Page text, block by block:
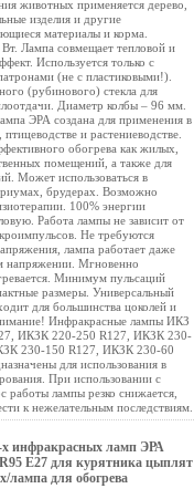
животных применяется дерево,
изделия и другие
материалы и корма.
Лампа совмещает тепловой и
Используется только с
(не с пластиковыми!).
(рубинового) стекла для
Диаметр колбы – 96 мм.
ЭРА создана для применения в
и растениеводстве.
обогрева как жилых,
помещений, а также для
Может использоваться в
брудерах. Возможно
100% энергии
Работа лампы не зависит от
Не требуются
лампа работает даже
напряжении. Мгновенно
Минимум пульсаций
размеры. Универсальный
для большинства цоколей и
Инфракрасные лампы ИКЗ
ИКЗК 220-250 R127, ИКЗК 230-
230-150 R127, ИКЗК 230-60
для использования в
При использовании с
работы лампы резко снижается,
к нежелательным последствиям.
х инфракрасных ламп ЭРА
E27 для курятника цыплят
лампа для обогрева